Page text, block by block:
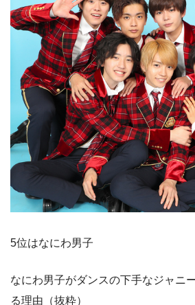
5位はなにわ男子
なにわ男子がダンスの下手なジャニ
る理由（抜粋）